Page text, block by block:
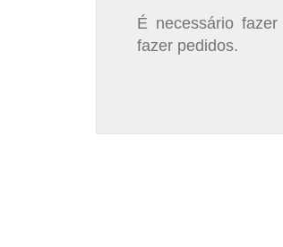
É necessário
fazer pedidos.